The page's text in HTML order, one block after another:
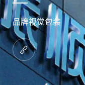
品牌视觉包装